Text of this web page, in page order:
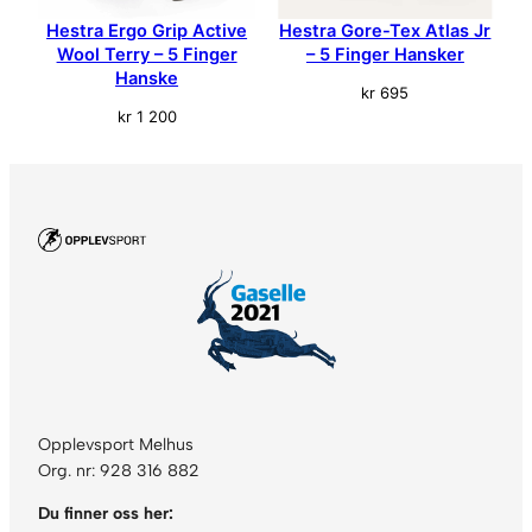
Hestra Ergo Grip Active
Wool Terry – 5 Finger
Hanske
kr1 200
Hestra Gore-Tex Atlas Jr
– 5 Finger Hansker
kr 695
Opplevsport Melhus
Org. nr: 928 316 882
Du finner oss her: